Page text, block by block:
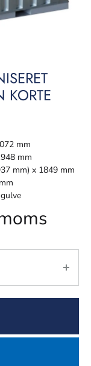
KORTE
mm
mm
mm) x 1849 mm